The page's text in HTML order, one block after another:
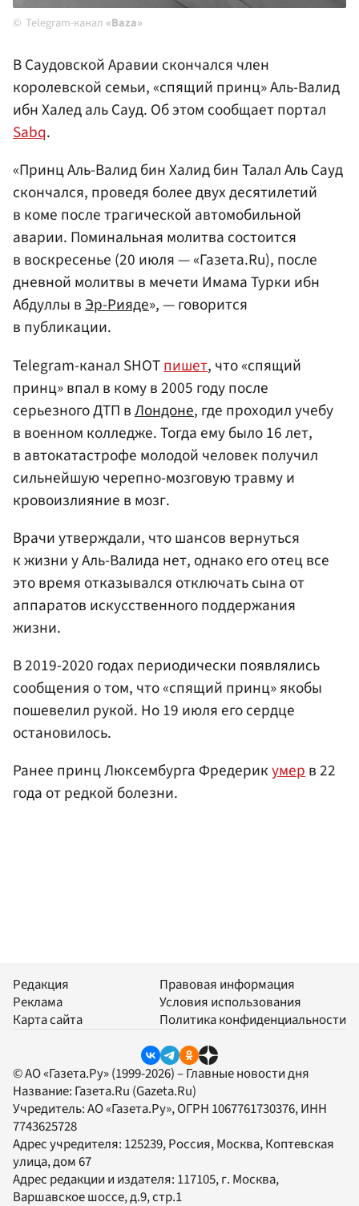
Telegram-канал «Baza»
В Саудовской Аравии скончался член
королевской семьи, «спящий принц» Аль-Валид
ибн Халед аль Сауд. Об этом сообщает портал
Sabq.
«Принц Аль-Валид бин Халид бин Талал Аль Сауд
скончался, проведя более двух десятилетий
в коме после трагической автомобильной
аварии. Поминальная молитва состоится
в воскресенье (20 июля — «Газета.Ru), после
дневной молитвы в мечети Имама Турки ибн
Абдуллы вЭр-Рияде», — говорится
в публикации.
Telegram-канал SHOTпишет, что «спящий
принц» впал в кому в 2005 году после
серьезного ДТП вЛондоне, где проходил учебу
в военном колледже. Тогда ему было 16 лет,
в автокатастрофе молодой человек получил
сильнейшую черепно-мозговую травму и
кровоизлияние в мозг.
Врачи утверждали, что шансов вернуться
к жизни у Аль-Валида нет, однако его отец все
это время отказывался отключать сына от
аппаратов искусственного поддержания
жизни.
В 2019-2020 годах периодически появлялись
сообщения о том, что «спящий принц» якобы
пошевелил рукой. Но 19 июля его сердце
остановилось.
Ранее принц Люксембурга Фредерикумерв 22
года от редкой болезни.
Редакция
Реклама
Карта сайта
Правовая информация
Условия использования
Политика конфиденциальности
© АО «Газета.Ру» (1999-2026) – Главные новости дня
Название: Газета.Ru (Gazeta.Ru)
Учредитель:АО «Газета.Ру», ОГРН 1067761730376, ИНН
7743625728
Адрес учредителя: 125239, Россия, Москва, Коптевская
улица, дом 67
Адрес редакции и издателя: 117105, г. Москва,
Варшавское шоссе, д.9, стр.1